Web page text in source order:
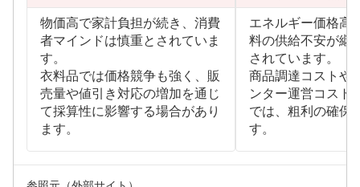
物価高で家計負担が続き、消費
者マインドは慎重とされていま
す。
衣料品では価格競争も強く、販
売量や値引き対応の増加を通じ
て採算性に影響する場合があり
ます。
エネルギー価格高
料の供給不安が継
されています。
商品調達コストや
ンター運営コスト
では、粗利の確保
す。